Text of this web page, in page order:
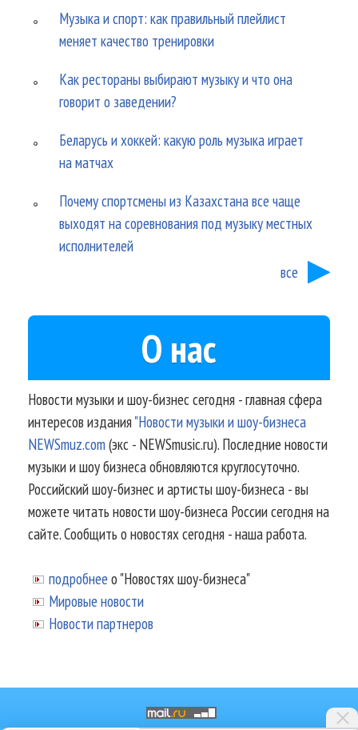
Музыка и спорт: как правильный плейлист
меняет качество тренировки
Как рестораны выбирают музыку и что она
говорит о заведении?
Беларусь и хоккей: какую роль музыка играет
на матчах
Почему спортсмены из Казахстана все чаще
выходят на соревнования под музыку местных
исполнителей
все
О нас
Новости музыки и шоу-бизнес сегодня - главная сфера
интересов издания"Новости музыки и шоу-бизнеса
NEWSmuz.com(экс - NEWSmusic.ru). Последние новости
музыки и шоу бизнеса обновляются круглосуточно.
Российский шоу-бизнес и артисты шоу-бизнеса - вы
можете читать новости шоу-бизнеса России сегодня на
сайте. Сообщить о новостях сегодня - наша работа.
подробнее о "Новостях шоу-бизнеса"
Мировые новости
Новости партнеров